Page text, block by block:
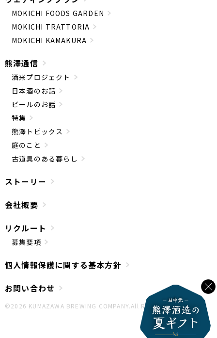
MOKICHI FOODS GARDEN
MOKICHI TRATTORIA
MOKICHI KAMAKURA
熊澤通信
酒米プロジェクト
日本酒のお話
ビールのお話
特集
熊澤トピックス
庭のこと
古道具のある暮らし
ストーリー
会社概要
リクルート
募集要項
個人情報保護に関する基本方針
お問い合わせ
©︎2026 KUMAZAWA BREWING COMPANY.All Rights Reserved.